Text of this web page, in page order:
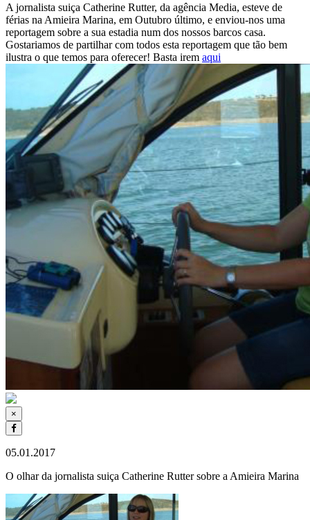
A jornalista suiça Catherine Rutter, da agência Media, esteve de
férias na Amieira Marina, em Outubro último, e enviou-nos uma
reportagem sobre a sua estadia num dos nossos barcos casa.
Gostariamos de partilhar com todos esta reportagem que tão bem
ilustra o que temos para oferecer! Basta irem aqui
×
05.01.2017
O olhar da jornalista suiça Catherine Rutter sobre a Amieira Marina